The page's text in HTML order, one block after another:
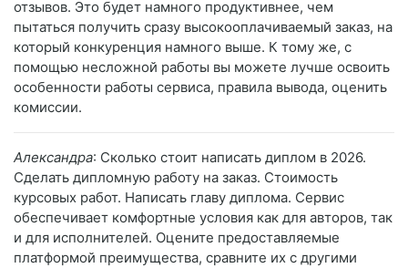
отзывов. Это будет намного продуктивнее, чем
пытаться получить сразу высокооплачиваемый заказ, на
который конкуренция намного выше. К тому же, с
помощью несложной работы вы можете лучше освоить
особенности работы сервиса, правила вывода, оценить
комиссии.
Александра: Сколько стоит написать диплом в 2026.
Сделать дипломную работу на заказ. Стоимость
курсовых работ. Написать главу диплома. Сервис
обеспечивает комфортные условия как для авторов, так
и для исполнителей. Оцените предоставляемые
платформой преимущества, сравните их с другими